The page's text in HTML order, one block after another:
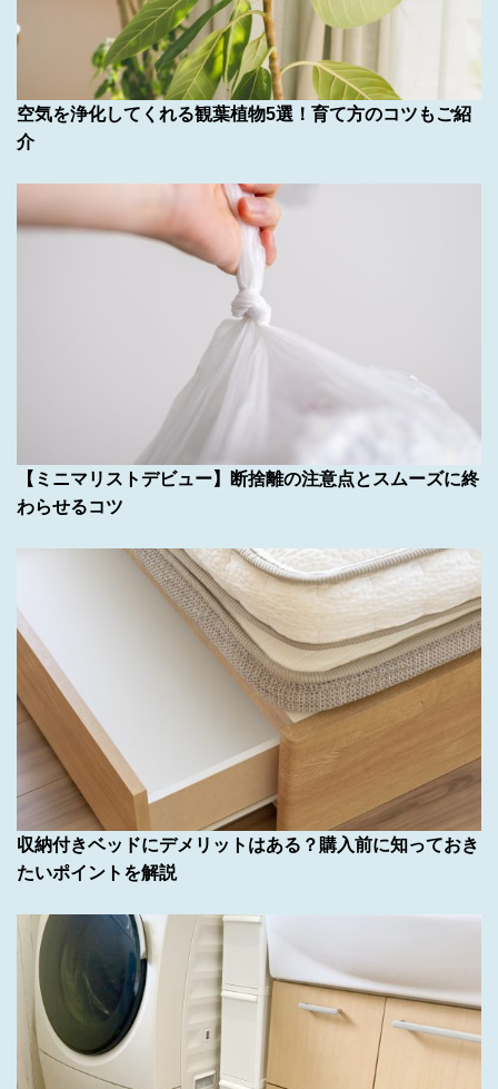
空気を浄化してくれる観葉植物5選！育て方のコツもご紹
介
【ミニマリストデビュー】断捨離の注意点とスムーズに終
わらせるコツ
収納付きベッドにデメリットはある？購入前に知っておき
たいポイントを解説